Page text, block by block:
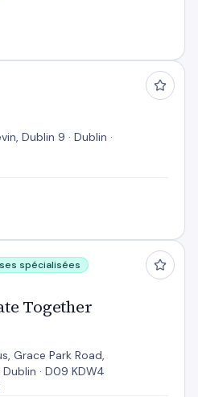
Dublin 9 · Dublin ·
National School
spécialisées
Together
Grace Park Road,
· D09 KDW4